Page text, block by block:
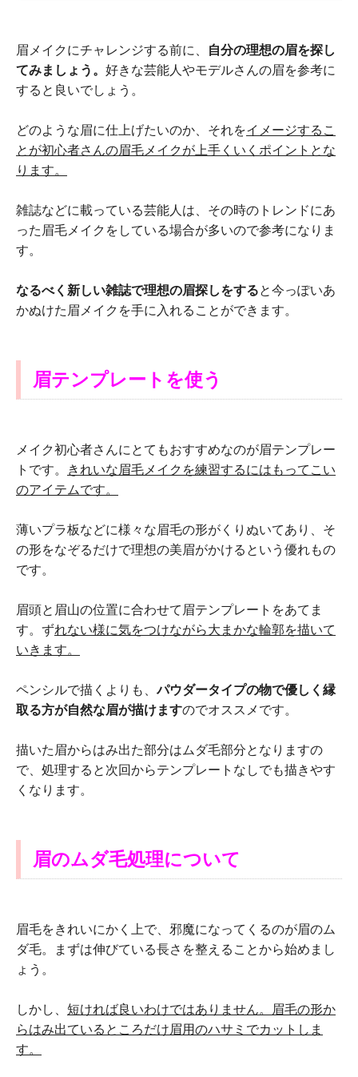
眉メイクにチャレンジする前に、
自分の理想の眉を探し
てみましょう。 好きな芸能人やモデルさんの眉を参考に
すると良いでしょう。
どのような眉に仕上げたいのか、それをイメージするこ
とが初心者さんの眉毛メイクが上手くいくポイントとな
ります。
雑誌などに載っている芸能人は、その時のトレンドにあ
った眉毛メイクをしている場合が多いので参考になりま
す。
なるべく新しい雑誌で理想の眉探しをすると今っぽいあ
かぬけた眉メイクを手に入れることができます。
眉テンプレートを使う
メイク初心者さんにとてもおすすめなのが眉テンプレー
トです。
きれいな眉毛メイクを練習するにはもってこい
のアイテムです。
薄いプラ板などに様々な眉毛の形がくりぬいてあり、そ
の形をなぞるだけで理想の美眉がかけるという優れもの
です。
眉頭と眉山の位置に合わせて眉テンプレートをあてま
す。ずれない様に気をつけながら大まかな輪郭を描いて
いきます。
ペンシルで描くよりも、パウダータイプの物で優しく縁
取る方が自然な眉が描けますのでオススメです。
描いた眉からはみ出た部分はムダ毛部分となりますの
で、処理すると次回からテンプレートなしでも描きやす
くなります。
眉のムダ毛処理について
眉毛をきれいにかく上で、邪魔になってくるのが眉のム
ダ毛。まずは伸びている長さを整えることから始めまし
ょう。
しかし、 短ければ良いわけではありません。眉毛の形か
らはみ出ているところだけ眉用のハサミでカットしま
す。